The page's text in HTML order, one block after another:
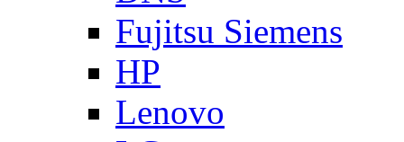
Fujitsu Siemens
HP
Lenovo